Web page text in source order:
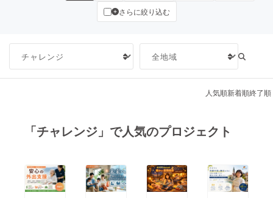
アート・写真
テクノロジー・ガジェット ゲーム・サ
CAMPFIRE for Social GoodCAMPFIRE Creation
さらに絞り込む
人気順新着順終了順
「チャレンジ」で人気のプロジェクト